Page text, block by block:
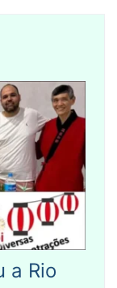
a Rio